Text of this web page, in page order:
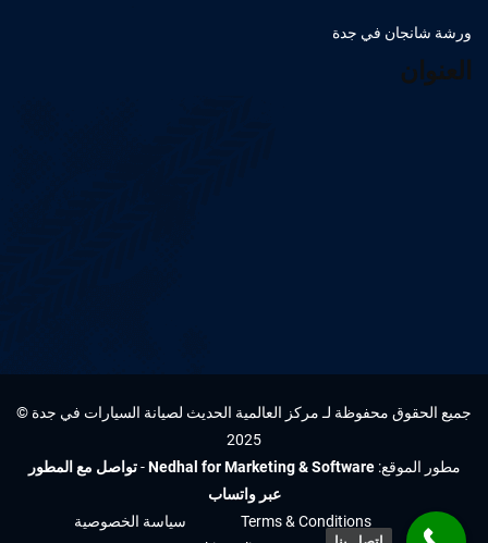
ورشة شانجان في جدة
العنوان
جميع الحقوق محفوظة لـ مركز العالمية الحديث لصيانة السيارات في جدة ©
2025
مطور الموقع:Nedhal for Marketing & Software
-تواصل مع المطور
عبر واتساب
Terms & Conditions
سياسة الخصوصية